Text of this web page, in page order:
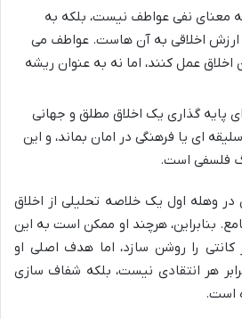
معنای نفی عواطف نیست، بلکه به
ارزش اخلاقی به آن هاست. عواطف می
اخلاق عمل کنند، اما نه به عنوان ریشه
پایه گذاری یک اخلاق مطلق و جهانی
ای یا فرهنگی در امان بماند، و این
فلسفی است.
وهله اول یک خلاصه تحلیلی از اخلاق
بنابراین، هرچند او ممکن است به این
کانتی را روشن سازد، اما هدف اصلی او
هر انتقادی نیست، بلکه شفاف سازی
است.